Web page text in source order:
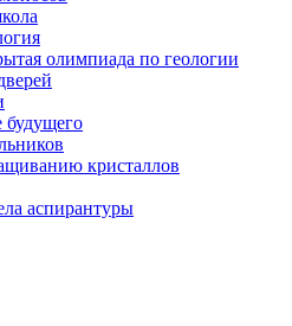
олимпиада по геологии
кристаллов
аспирантуры